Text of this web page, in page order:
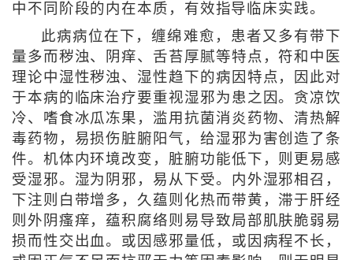
中不同阶段的内在本质，有效指导临床实践。
此病病位在下，缠绵难愈，患者又多有带下
量多而秽浊、阴痒、舌苔厚腻等特点，符和中医
理论中湿性秽浊、湿性趋下的病因特点，因此对
于本病的临床治疗要重视湿邪为患之因。贪凉饮
冷、嗜食冰瓜冻果，滥用抗菌消炎药物、清热解
毒药物，易损伤脏腑阳气，给湿邪为害创造了条
件。机体内环境改变，脏腑功能低下，则更易感
受湿邪。湿为阴邪，易从下受。内外湿邪相召，
下注则白带增多，久蕴则化热而带黄，滞于肝经
则外阴瘙痒，蕴积腐络则易导致局部肌肤脆弱易
损而性交出血。或因感邪量低，或因病程不长，